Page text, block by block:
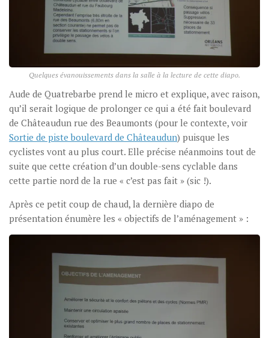
Quelques évanouissements dans la salle à la lecture de cette diapo.
Aude de Quatrebarbe prend le micro et explique, avec raison,
qu’il serait logique de prolonger ce qui a été fait boulevard
de Châteaudun rue des Beaumonts (pour le contexte, voir
Sortie de piste boulevard de Châteaudun) puisque les
cyclistes vont au plus court. Elle précise néanmoins tout de
suite que cette création d’un double-sens cyclable dans
cette partie nord de la rue « c’est pas fait » (sic !).
Après ce petit coup de chaud, la dernière diapo de
présentation énumère les « objectifs de l’aménagement » :